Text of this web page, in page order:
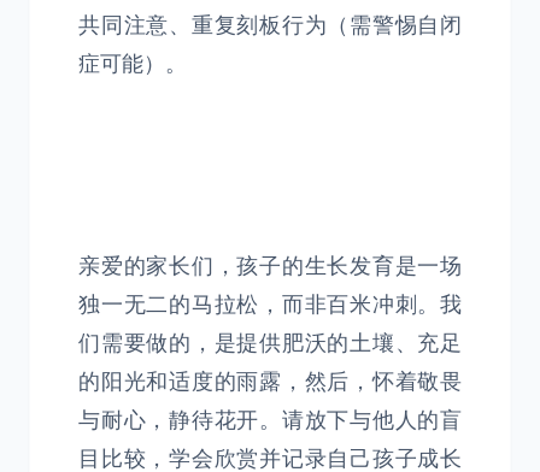
共同注意、重复刻板行为（需警惕自闭
症可能）。
亲爱的家长们，孩子的生长发育是一场
独一无二的马拉松，而非百米冲刺。我
们需要做的，是提供肥沃的土壤、充足
的阳光和适度的雨露，然后，怀着敬畏
与耐心，静待花开。请放下与他人的盲
目比较，学会欣赏并记录自己孩子成长